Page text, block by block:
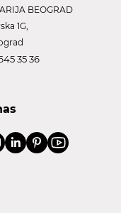
BEOGRAD
1G,
35 36